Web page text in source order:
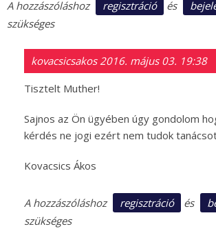
A hozzászóláshoz regisztráció és
szükséges
kovacsicsakos 2016. május 03. 19:38
Tisztelt Muther!
Sajnos az Ön ügyében úgy gondolom
kérdés ne jogi ezért nem tudok
Kovacsics Ákos
A hozzászóláshoz regisztráció és
szükséges